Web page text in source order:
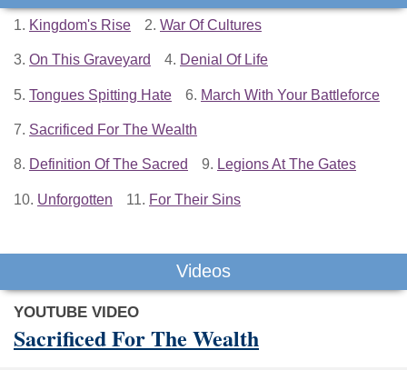
1. Kingdom's Rise 2. War Of Cultures
3. On This Graveyard 4. Denial Of Life
5. Tongues Spitting Hate 6. March With Your Battleforce
7. Sacrificed For The Wealth
8. Definition Of The Sacred 9. Legions At The Gates
10. Unforgotten 11. For Their Sins
Videos
YOUTUBE VIDEO
Sacrificed For The Wealth